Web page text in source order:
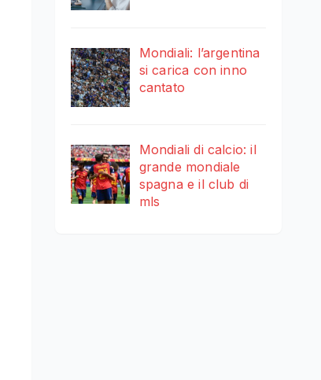
Mondiali: l’argentina
si carica con inno
cantato
Mondiali di calcio: il
grande mondiale
spagna e il club di
mls